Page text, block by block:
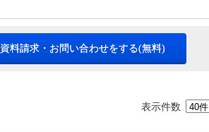
資料請求・お問い合わせをする(無料)
表示件数